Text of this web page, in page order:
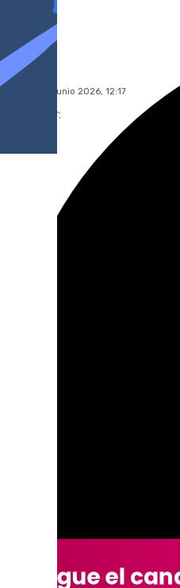
101 TV
martes, 23 junio 2026, 12:17
Compartir:
El piloto español de
Lenovo Team para
confirmado este
campeón del
De esta manera, el
campeón mundial
alarga su
victorias al esprint y
la que volvió a